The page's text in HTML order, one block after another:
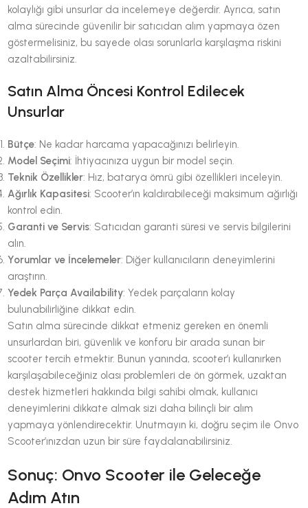
kolaylığı gibi unsurlar da incelemeye değerdir. Ayrıca, satın
alma sürecinde güvenilir bir satıcıdan alım yapmaya özen
göstermelisiniz, bu sayede olası sorunlarla karşılaşma riskini
azaltabilirsiniz.
Satın Alma Öncesi Kontrol Edilecek
Unsurlar
Bütçe: Ne kadar harcama yapacağınızı belirleyin.
Model Seçimi: İhtiyacınıza uygun bir model seçin.
Teknik Özellikler: Hız, batarya ömrü gibi özellikleri inceleyin.
Ağırlık Kapasitesi: Scooter’ın kaldırabileceği maksimum ağırlığı
kontrol edin.
Garanti ve Servis: Satıcıdan garanti süresi ve servis bilgilerini
alın.
Yorumlar ve İncelemeler: Diğer kullanıcıların deneyimlerini
araştırın.
Yedek Parça Availability: Yedek parçaların kolay
bulunabilirliğine dikkat edin.
Satın alma sürecinde dikkat etmeniz gereken en önemli
unsurlardan biri, güvenlik ve konforu bir arada sunan bir
scooter tercih etmektir. Bunun yanında, scooter’ı kullanırken
karşılaşabileceğiniz olası problemleri de ön görmek, uzaktan
destek hizmetleri hakkında bilgi sahibi olmak, kullanıcı
deneyimlerini dikkate almak sizi daha bilinçli bir alım
yapmaya yönlendirecektir. Unutmayın ki, doğru seçim ile Onvo
Scooter’ınızdan uzun bir süre faydalanabilirsiniz.
Sonuç: Onvo Scooter ile Geleceğe
Adım Atın